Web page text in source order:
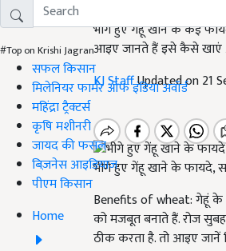
#Top on Krishi Jagran
सफल किसान
मिलेनियर फार्मर ऑफ इंडिया अवॉर्ड
महिंद्रा ट्रैक्टर्स
कृषि मशीनरी
जायद की फसल
बिज़नेस आइडियाज
पीएम किसान
Home
भीगे हुए गेंहू खाने के कई
आइए जानते हैं इसे कैसे खाएं
KJ StaffUpdated on 21
भीगे हुए गेंहू खाने के फायदे,
Benefits of wheat: गेहूं के
को मजबूत बनाते हैं. रोज
ठीक करता है. तो आइए जानें